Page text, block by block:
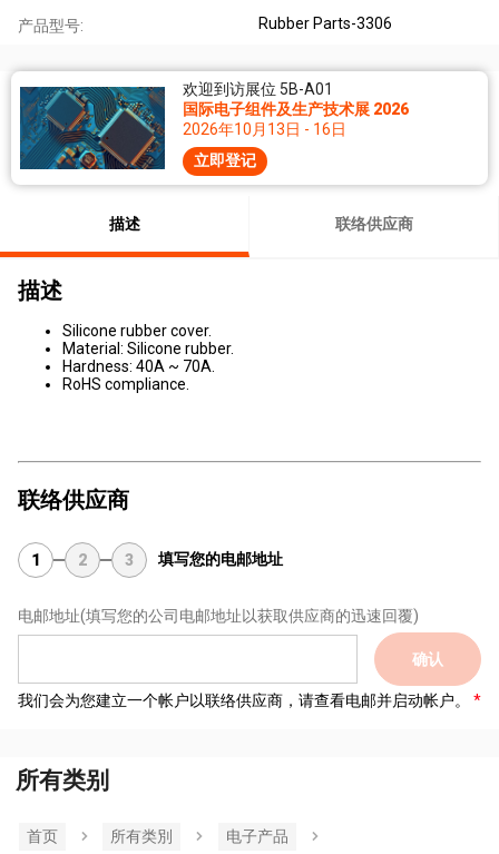
产品型号: Rubber Parts-3306
欢迎到访展位 5B-A01
国际电子组件及生产技术展 2026
2026年10月13日 - 16日
立即登记
描述 联络供应商
描述
Silicone rubber cover.
Material: Silicone rubber.
Hardness: 40A ~ 70A.
RoHS compliance.
联络供应商
1 2 3 填写您的电邮地址
电邮地址(填写您的公司电邮地址以获取供应商的迅速回覆)
确认
我们会为您建立一个帐户以联络供应商，请查看电邮并启动帐户。
所有类别
首页 所有类別
电子产品